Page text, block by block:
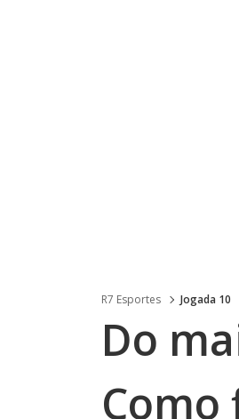
R7 Esportes Jogada 10
Do
Como